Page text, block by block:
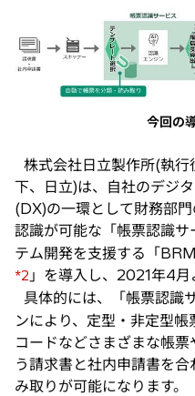
タ
ブ
今回の
株式会社日立製作所(執
下、日立)は、自社のデジ
(DX)の一環として財務部
認識が可能な「帳票認識サ
テム開発を支援する「
*2 」を導入し、2021年4月
具体的には、「帳票認識
ンにより、定型・非定型
コードなどさまざまな帳
う請求書と社内申請書を
み取りが可能になります。